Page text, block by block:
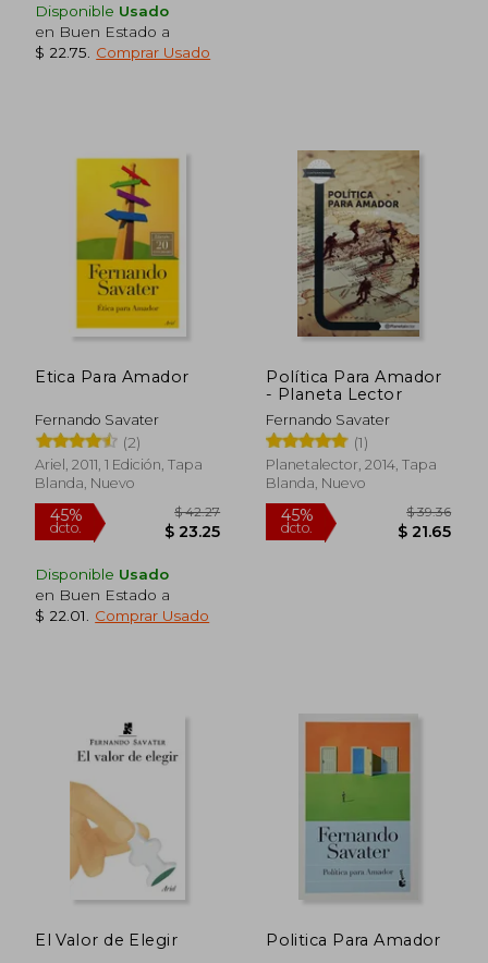
45%
dcto. $ 13.07
45%
dcto.
Disponible Usado
en Buen Estado a
$ 22.75
Comprar Usado
Etica Para Amador
Fernando Savater
(2)
Ariel, 2011, 1 Edición, Tapa
Blanda, Nuevo
Disponible Usado
en Buen Estado a
$ 22.01
Comprar Usado
Política Para Amador
- Planeta Lector
Fernando Savater
(1)
Planetalector, 2014, Tapa
Blanda, Nuevo
El Valor de Elegir Politica Para Amador